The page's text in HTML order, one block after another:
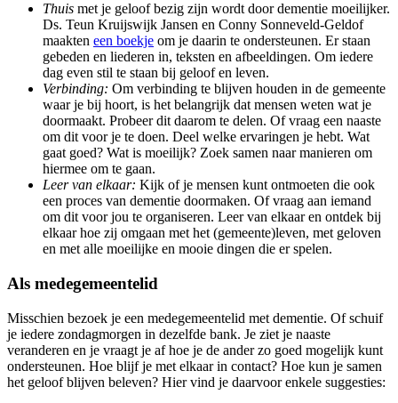
Thuis met je geloof bezig zijn wordt door dementie moeilijker.
Ds. Teun Kruijswijk Jansen en Conny Sonneveld-Geldof
maakten een boekje om je daarin te ondersteunen. Er staan
gebeden en liederen in, teksten en afbeeldingen. Om iedere
dag even stil te staan bij geloof en leven.
Verbinding: Om verbinding te blijven houden in de gemeente
waar je bij hoort, is het belangrijk dat mensen weten wat je
doormaakt. Probeer dit daarom te delen. Of vraag een naaste
om dit voor je te doen. Deel welke ervaringen je hebt. Wat
gaat goed? Wat is moeilijk? Zoek samen naar manieren om
hiermee om te gaan.
Leer van elkaar: Kijk of je mensen kunt ontmoeten die ook
een proces van dementie doormaken. Of vraag aan iemand
om dit voor jou te organiseren. Leer van elkaar en ontdek bij
elkaar hoe zij omgaan met het (gemeente)leven, met geloven
en met alle moeilijke en mooie dingen die er spelen.
Als medegemeentelid
Misschien bezoek je een medegemeentelid met dementie. Of schuif
je iedere zondagmorgen in dezelfde bank. Je ziet je naaste
veranderen en je vraagt je af hoe je de ander zo goed mogelijk kunt
ondersteunen. Hoe blijf je met elkaar in contact? Hoe kun je samen
het geloof blijven beleven? Hier vind je daarvoor enkele suggesties: